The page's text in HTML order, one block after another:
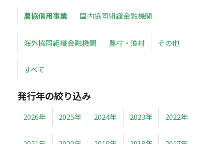
農協信用事業 国内協同組織金融機関
海外協同組織金融機関 農村・漁村 その他
すべて
発行年の絞り込み
2026年 2025年 2024年 2023年 2022年